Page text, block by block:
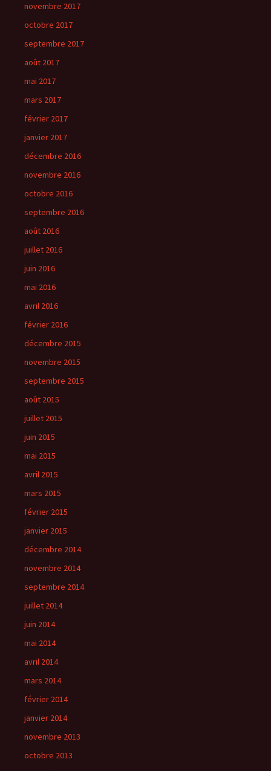
novembre 2017
octobre 2017
septembre 2017
août 2017
mai 2017
mars 2017
février 2017
janvier 2017
décembre 2016
novembre 2016
octobre 2016
septembre 2016
août 2016
juillet 2016
juin 2016
mai 2016
avril 2016
février 2016
décembre 2015
novembre 2015
septembre 2015
août 2015
juillet 2015
juin 2015
mai 2015
avril 2015
mars 2015
février 2015
janvier 2015
décembre 2014
novembre 2014
septembre 2014
juillet 2014
juin 2014
mai 2014
avril 2014
mars 2014
février 2014
janvier 2014
novembre 2013
octobre 2013